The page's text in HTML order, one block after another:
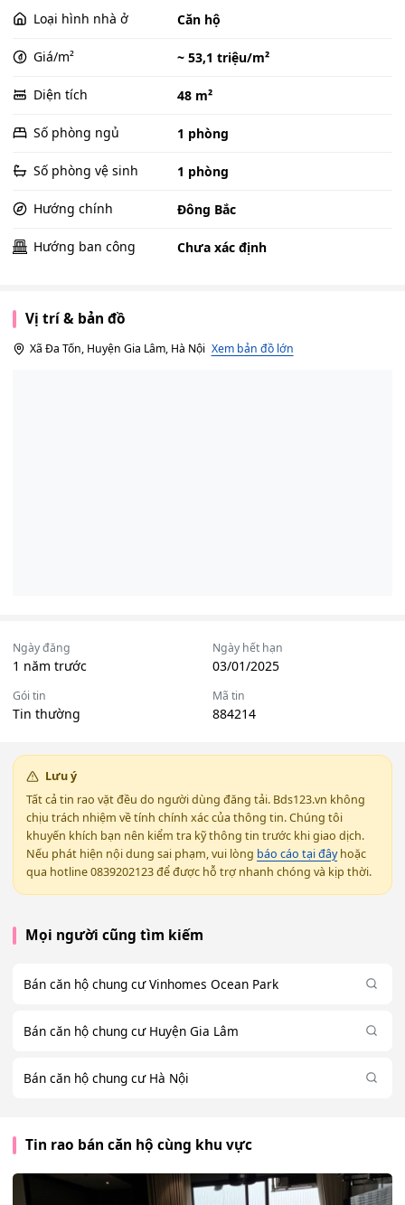
Loại hình nhà ở Căn hộ
Giá/m² ~ 53,1 triệu/m²
Diện tích 48 m²
Số phòng ngủ 1 phòng
Số phòng vệ sinh 1 phòng
Hướng chính Đông Bắc
Hướng ban công Chưa xác định
Vị trí & bản đồ
Xã Đa Tốn, Huyện Gia Lâm, Hà Nội Xem bản đồ lớn
Ngày đăng
1 năm trước
Ngày hết hạn
03/01/2025
Gói tin
Tin thường
Mã tin
884214
Lưu ý
Tất cả tin rao vặt đều do người dùng đăng tải. Bds123.vn không
chịu trách nhiệm về tính chính xác của thông tin. Chúng tôi
khuyến khích bạn nên kiểm tra kỹ thông tin trước khi giao dịch.
Nếu phát hiện nội dung sai phạm, vui lòng báo cáo tại đâyhoặc
qua hotline 0839202123 để được hỗ trợ nhanh chóng và kịp thời.
Mọi người cũng tìm kiếm
Bán căn hộ chung cư Vinhomes Ocean Park
Bán căn hộ chung cư Huyện Gia Lâm
Bán căn hộ chung cư Hà Nội
Tin rao bán căn hộ cùng khu vực